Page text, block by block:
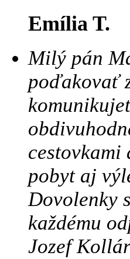
Emília T.
Milý pán
poďakovať
cestovkami
pobyt aj
Dovolenky
každému
Jozef